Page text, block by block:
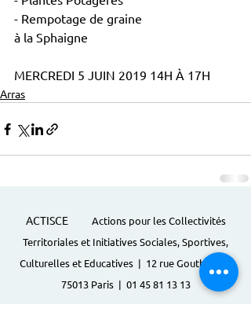
- Rempotage de graine
à la Sphaigne
MERCREDI 5 JUIN 2019 14H À 17H
Arras
ACTISCE
Actions pour les Collectivités
Territoriales et Initiatives Sociales, Sportives,
Culturelles et Educatives | 12 rue Gouthière |
75013 Paris | 01 45 81 13 13